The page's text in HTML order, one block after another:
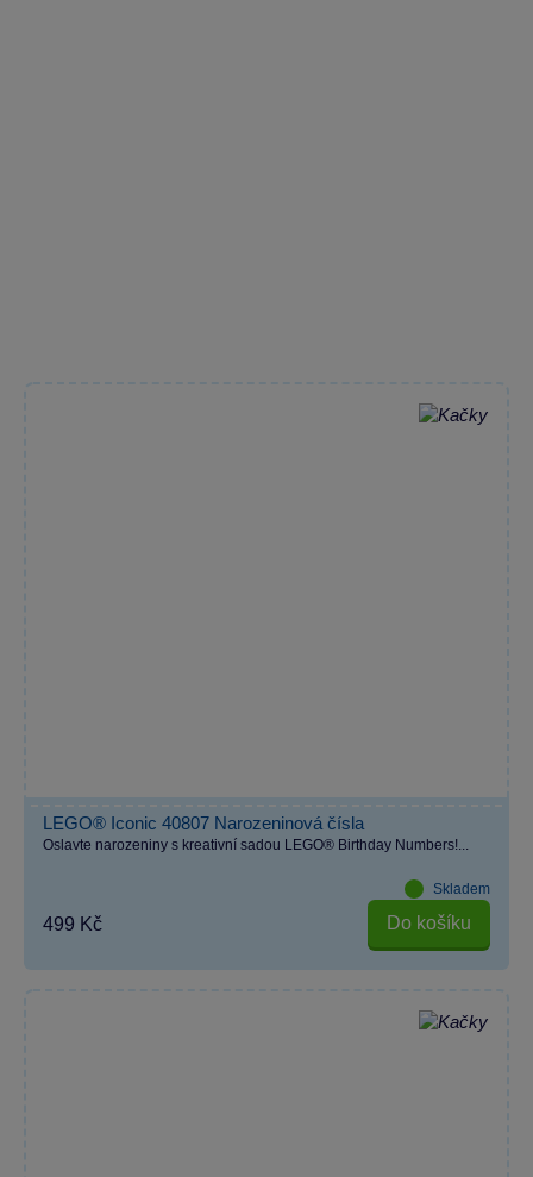
LEGO® Iconic 40807 Narozeninová čísla
Oslavte narozeniny s kreativní sadou LEGO® Birthday Numbers!...
Skladem
499 Kč Do košíku